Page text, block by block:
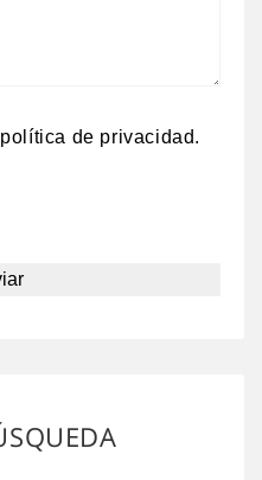
política de privacidad.